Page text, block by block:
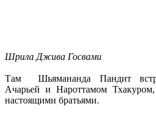
Шрила Джива Госвами
Там Шьямананда Пандит
Ачарьей и Нароттамом
настоящими братьями.